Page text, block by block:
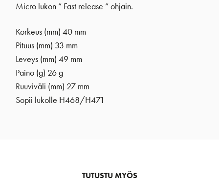
Micro lukon ” Fast release ” ohjain.
Korkeus (mm) 40 mm
Pituus (mm) 33 mm
Leveys (mm) 49 mm
Paino (g) 26 g
Ruuviväli (mm) 27 mm
Sopii lukolle H468/H471
TUTUSTU MYÖS